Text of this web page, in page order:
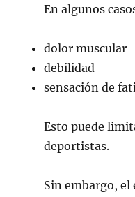
En algunos
dolor muscular
debilidad
sensación de
Esto puede
deportistas.
Sin embargo,